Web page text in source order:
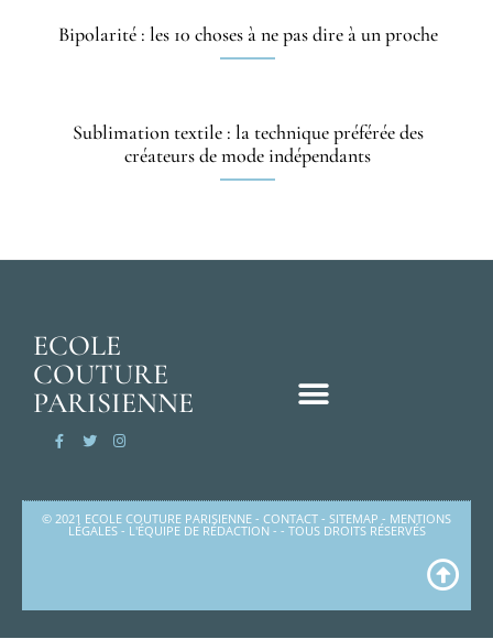
Bipolarité : les 10 choses à ne pas dire à un proche
Sublimation textile : la technique préférée des
créateurs de mode indépendants
ECOLE
COUTURE
PARISIENNE
© 2021 ECOLE COUTURE PARISIENNE - CONTACT - SITEMAP - MENTIONS
LÉGALES- L'ÉQUIPE DE RÉDACTION- - TOUS DROITS RÉSERVÉS